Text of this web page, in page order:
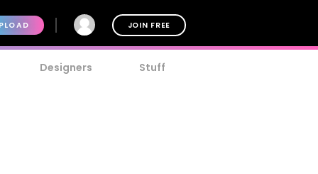
JOIN FREE
Designers Stuff